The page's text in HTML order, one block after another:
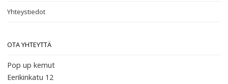
Yhteystiedot
OTA YHTEYTTÄ
Pop up kemut
Eerikinkatu 12